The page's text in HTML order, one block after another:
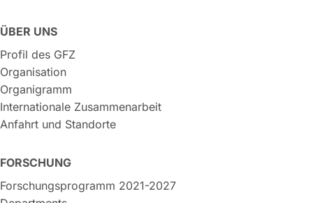
ÜBER UNS
Profil des GFZ
Organisation
Organigramm
Internationale Zusammenarbeit
Anfahrt und Standorte
FORSCHUNG
Forschungsprogramm 2021-2027